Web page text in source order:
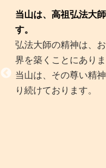
当山は、高祖弘法大
す。
弘法大師の精神は、
界を築くことにありま
当山は、その尊い精
り続けております。